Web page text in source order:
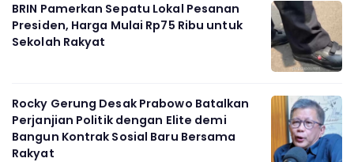
BRIN Pamerkan Sepatu Lokal Pesanan
Presiden, Harga Mulai Rp75 Ribu untuk
Sekolah Rakyat
Rocky Gerung Desak Prabowo Batalkan
Perjanjian Politik dengan Elite demi
Bangun Kontrak Sosial Baru Bersama
Rakyat